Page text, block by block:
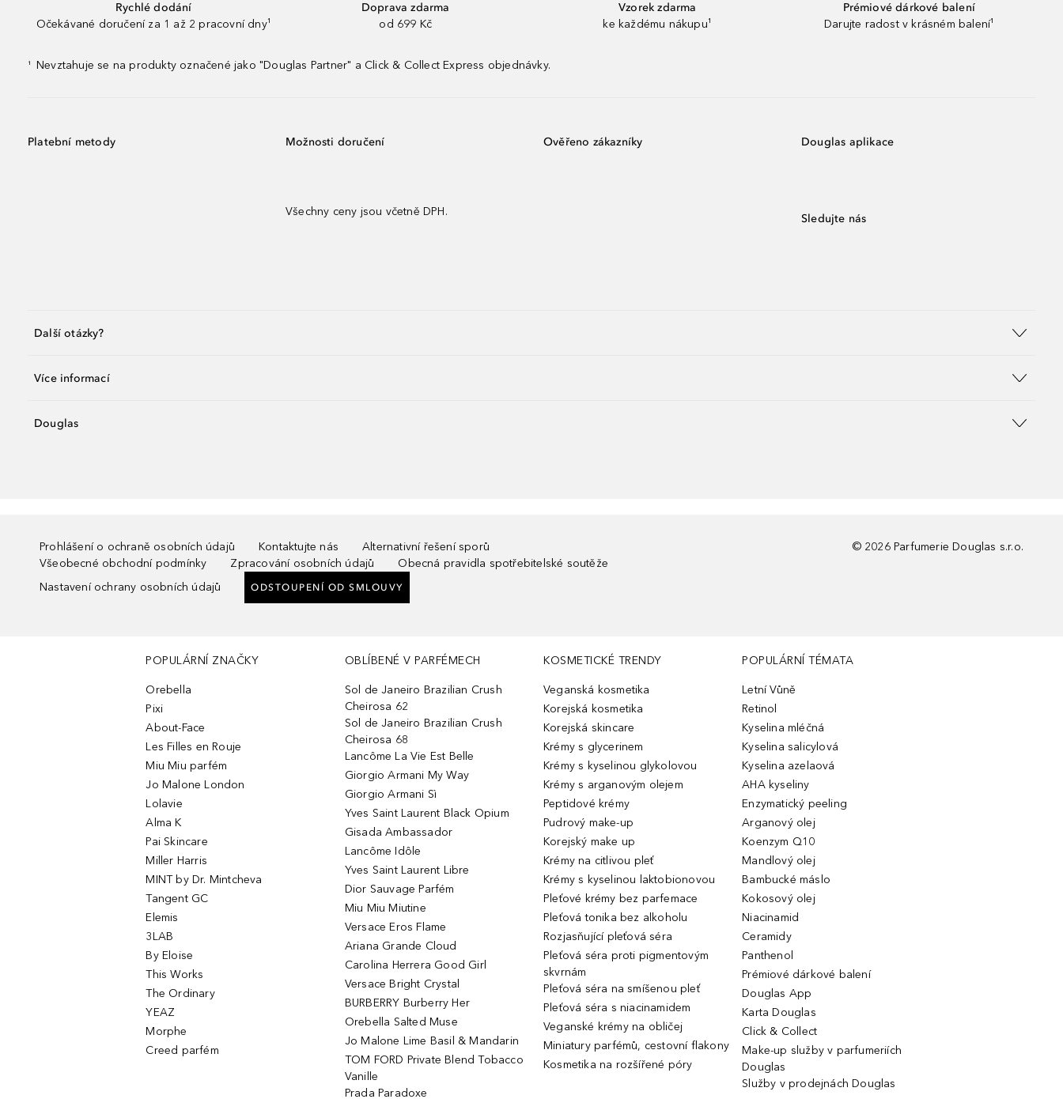
Rychlé dodání
Očekávané doručení za 1 až 2 pracovní dny¹
Doprava zdarma
od 699 Kč
Vzorek zdarma
ke každému nákupu¹
Prémiové dárkové balení
Darujte radost v krásném balení¹
¹ Nevztahuje se na produkty označené jako "Douglas Partner" a Click & Collect Express objednávky.
Platební metody Možnosti doručení
Všechny ceny jsou včetně DPH.
Ověřeno zákazníky Douglas aplikace
Sledujte nás
Další otázky?
Více informací
Douglas
Prohlášení o ochraně osobních údajů Kontaktujte nás
Alternativní řešení sporů
Všeobecné obchodní podmínky
Zpracování osobních údajů
Obecná pravidla spotřebitelské soutěže
Nastavení ochrany osobních údajů
ODSTOUPENÍ OD SMLOUVY
© 2026 Parfumerie Douglas s.r.o.
POPULÁRNÍ ZNAČKY
Orebella
Pixi
About-Face
Les Filles en Rouje
Miu Miu parfém
Jo Malone London
Lolavie
Alma K
Pai Skincare
Miller Harris
MINT by Dr. Mintcheva
Tangent GC
Elemis
3LAB
By Eloise
This Works
The Ordinary
YEAZ
Morphe
Creed parfém
OBLÍBENÉ V PARFÉMECH
Sol de Janeiro Brazilian Crush
Cheirosa 62
Sol de Janeiro Brazilian Crush
Cheirosa 68
Lancôme La Vie Est Belle
Giorgio Armani My Way
Giorgio Armani Sì
Yves Saint Laurent Black Opium
Gisada Ambassador
Lancôme Idôle
Yves Saint Laurent Libre
Dior Sauvage Parfém
Miu Miu Miutine
Versace Eros Flame
Ariana Grande Cloud
Carolina Herrera Good Girl
Versace Bright Crystal
BURBERRY Burberry Her
Orebella Salted Muse
Jo Malone Lime Basil & Mandarin
TOM FORD Private Blend Tobacco
Vanille
Prada Paradoxe
KOSMETICKÉ TRENDY
Veganská kosmetika
Korejská kosmetika
Korejská skincare
Krémy s glycerinem
Krémy s kyselinou glykolovou
Krémy s arganovým olejem
Peptidové krémy
Pudrový make-up
Korejský make up
Krémy na citlivou pleť
Krémy s kyselinou laktobionovou
Pleťové krémy bez parfemace
Pleťová tonika bez alkoholu
Rozjasňující pleťová séra
Pleťová séra proti pigmentovým
skvrnám
Pleťová séra na smíšenou pleť
Pleťová séra s niacinamidem
Veganské krémy na obličej
Miniatury parfémů, cestovní flakony
Kosmetika na rozšířené póry
POPULÁRNÍ TÉMATA
Letní Vůně
Retinol
Kyselina mléčná
Kyselina salicylová
Kyselina azelaová
AHA kyseliny
Enzymatický peeling
Arganový olej
Koenzym Q10
Mandlový olej
Bambucké máslo
Kokosový olej
Niacinamid
Ceramidy
Panthenol
Prémiové dárkové balení
Douglas App
Karta Douglas
Click & Collect
Make-up služby v parfumeriích
Douglas
Služby v prodejnách Douglas